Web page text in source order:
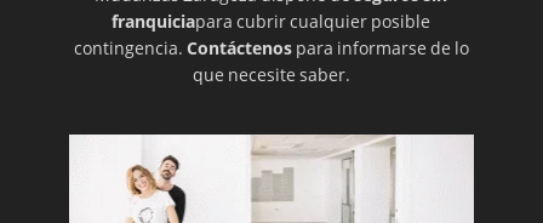
franquiciapara cubrir cualquier posible
contingencia. Contáctenospara informarse de lo
que necesite saber.